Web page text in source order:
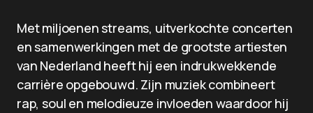
Met miljoenen streams, uitverkochte concerten
en samenwerkingen met de grootste artiesten
van Nederland heeft hij een indrukwekkende
carrière opgebouwd. Zijn muziek combineert
rap, soul en melodieuze invloeden waardoor hij